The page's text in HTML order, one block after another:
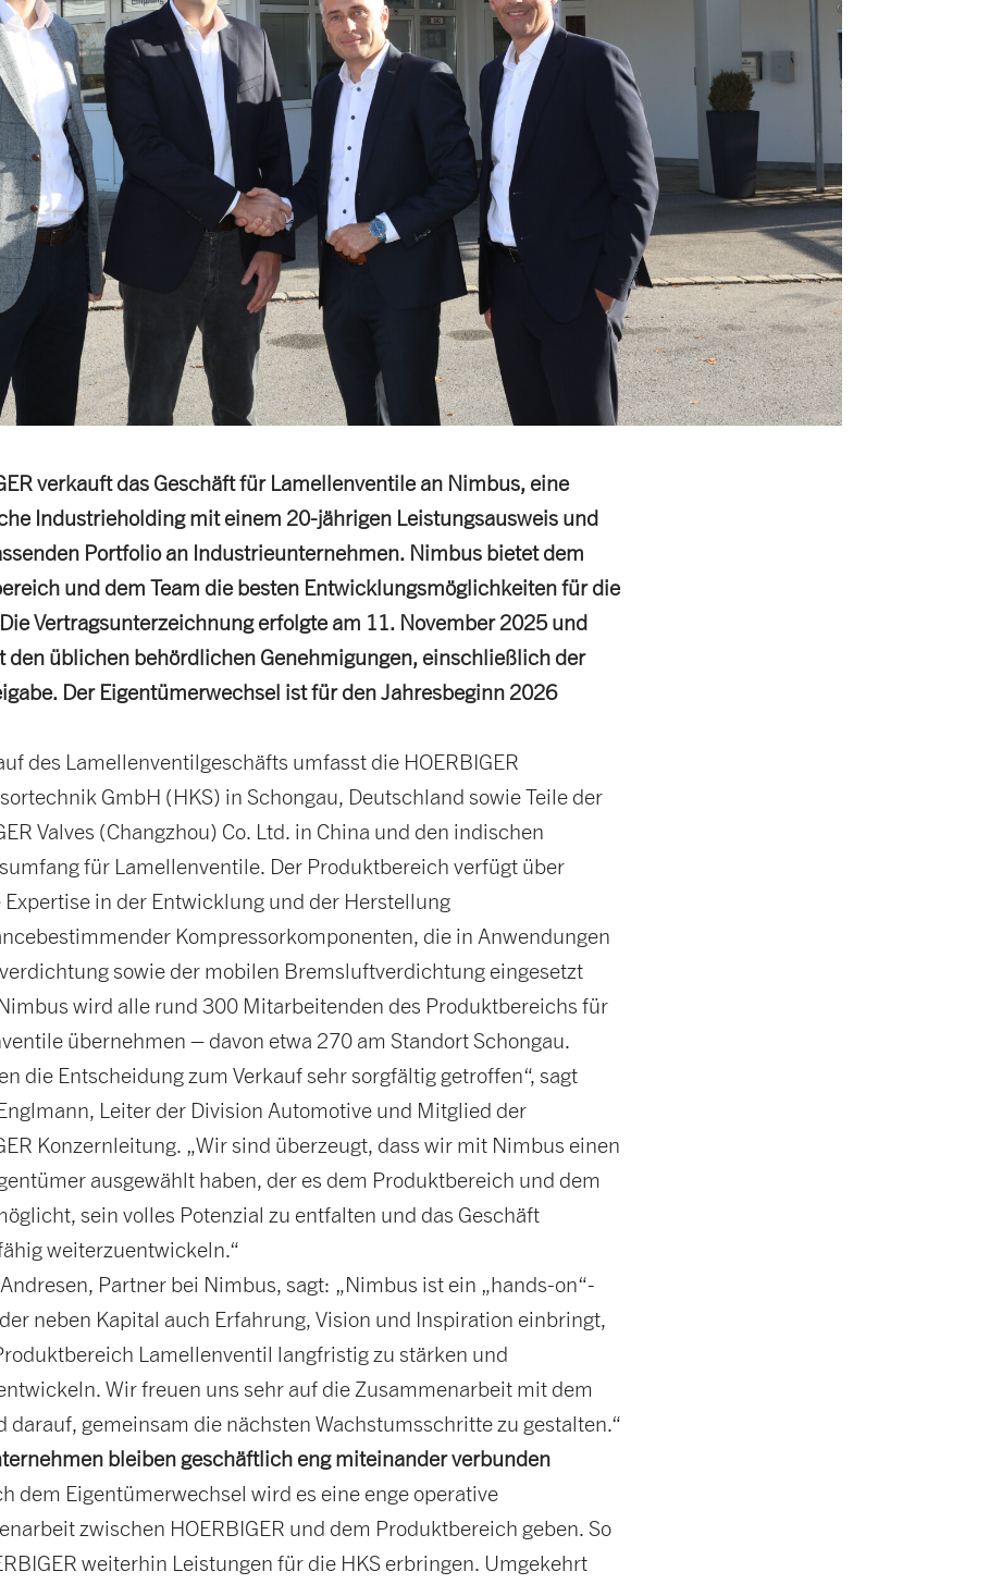
verkauft das Geschäft für Lamellenventile an Nimbus, eine
Industrieholding mit einem 20-jährigen Leistungsausweis und
Portfolio an Industrieunternehmen. Nimbus bietet dem
und dem Team die besten Entwicklungsmöglichkeiten für die
Vertragsunterzeichnung erfolgte am 11. November 2025 und
den üblichen behördlichen Genehmigungen, einschließlich der
Der Eigentümerwechsel ist für den Jahresbeginn 2026
des Lamellenventilgeschäfts umfasst die HOERBIGER
GmbH (HKS) in Schongau, Deutschland sowie Teile der
Valves (Changzhou) Co. Ltd. in China und den indischen
für Lamellenventile. Der Produktbereich verfügt über
in der Entwicklung und der Herstellung
Kompressorkomponenten, die in Anwendungen
sowie der mobilen Bremsluftverdichtung eingesetzt
wird alle rund 300 Mitarbeitenden des Produktbereichs für
übernehmen – davon etwa 270 am Standort Schongau.
die Entscheidung zum Verkauf sehr sorgfältig getroffen“, sagt
Leiter der Division Automotive und Mitglied der
Konzernleitung. „Wir sind überzeugt, dass wir mit Nimbus einen
ausgewählt haben, der es dem Produktbereich und dem
sein volles Potenzial zu entfalten und das Geschäft
weiterzuentwickeln.“
Partner bei Nimbus, sagt: „Nimbus ist ein „hands-on“-
neben Kapital auch Erfahrung, Vision und Inspiration einbringt,
Lamellenventil langfristig zu stärken und
Wir freuen uns sehr auf die Zusammenarbeit mit dem
darauf, gemeinsam die nächsten Wachstumsschritte zu gestalten.“
bleiben geschäftlich eng miteinander verbunden
dem Eigentümerwechsel wird es eine enge operative
zwischen HOERBIGER und dem Produktbereich geben. So
weiterhin Leistungen für die HKS erbringen. Umgekehrt